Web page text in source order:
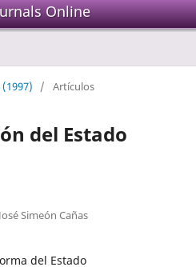
Online
/ Artículos
del Estado
Simeón Cañas
del Estado